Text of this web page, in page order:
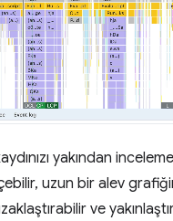
yakından
uzun bir alev
ve